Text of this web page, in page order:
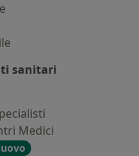
sanitari
Medici